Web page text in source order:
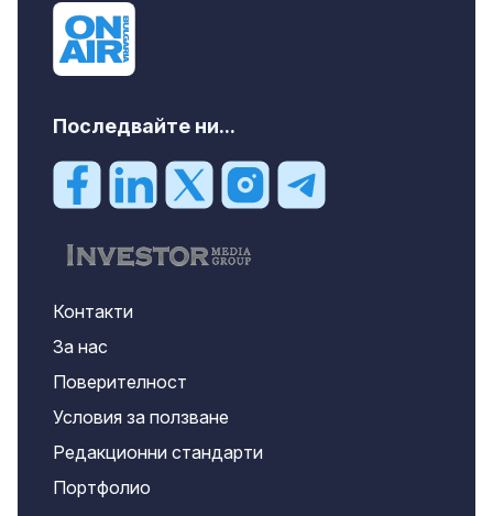
Последвайте ни...
Контакти
За нас
Поверителност
Условия за ползване
Редакционни стандарти
Портфолио